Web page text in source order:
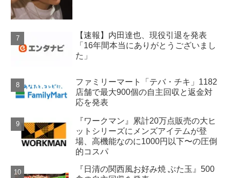
【速報】内田達也、現役引退を発表
「16年間本当にありがとうございまし
た」
ファミリーマート「テバ・チキ」1182
店舗で最大900個の自主回収と返金対
応を発表
『ワークマン』累計20万点販売の大ヒ
ットシリーズにメンズアイテムが登
場、高機能なのに1000円以下〜の圧倒
的コスパ
『日清の関西風お好み焼 ぶた玉』500